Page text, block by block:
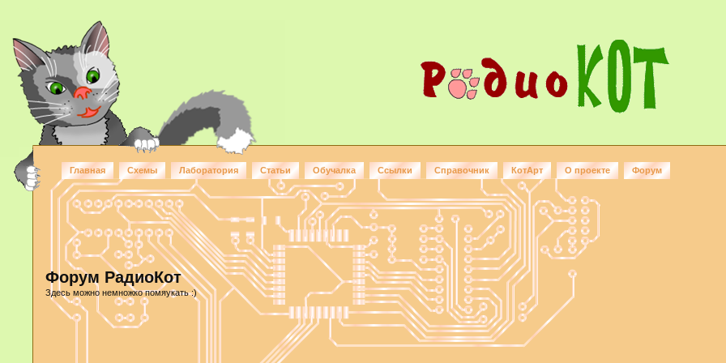
Главная Схемы Лаборатория Статьи Обучалка Ссылки Справочник КотАрт О проекте Форум
Форум РадиоКот
Здесь можно немножко помяукать :)